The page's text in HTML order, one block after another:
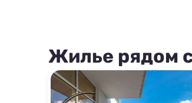
Жилье рядом